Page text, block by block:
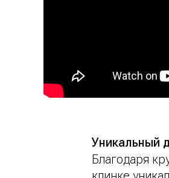
Уникальный
Благодаря